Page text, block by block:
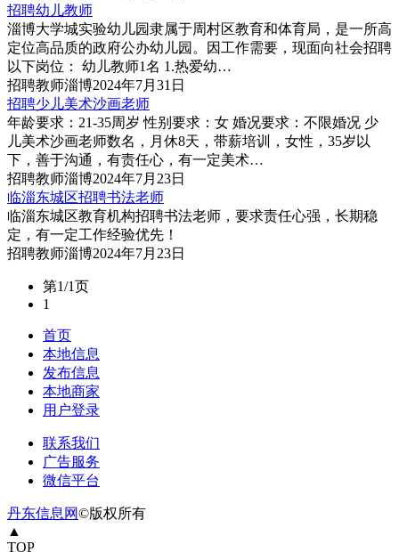
招聘幼儿教师
淄博大学城实验幼儿园隶属于周村区教育和体育局，是一所高
定位高品质的政府公办幼儿园。因工作需要，现面向社会招聘
以下岗位： 幼儿教师1名 1.热爱幼…
招聘教师淄博2024年7月31日
招聘少儿美术沙画老师
年龄要求：21-35周岁 性别要求：女 婚况要求：不限婚况 少
儿美术沙画老师数名，月休8天，带薪培训，女性，35岁以
下，善于沟通，有责任心，有一定美术…
招聘教师淄博2024年7月23日
临淄东城区招聘书法老师
临淄东城区教育机构招聘书法老师，要求责任心强，长期稳
定，有一定工作经验优先！
招聘教师淄博2024年7月23日
第1/1页
1
首页
本地信息
发布信息
本地商家
用户登录
联系我们
广告服务
微信平台
丹东信息网©版权所有
▲
TOP